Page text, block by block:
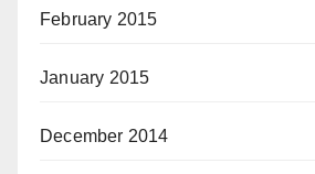
February 2015
January 2015
December 2014